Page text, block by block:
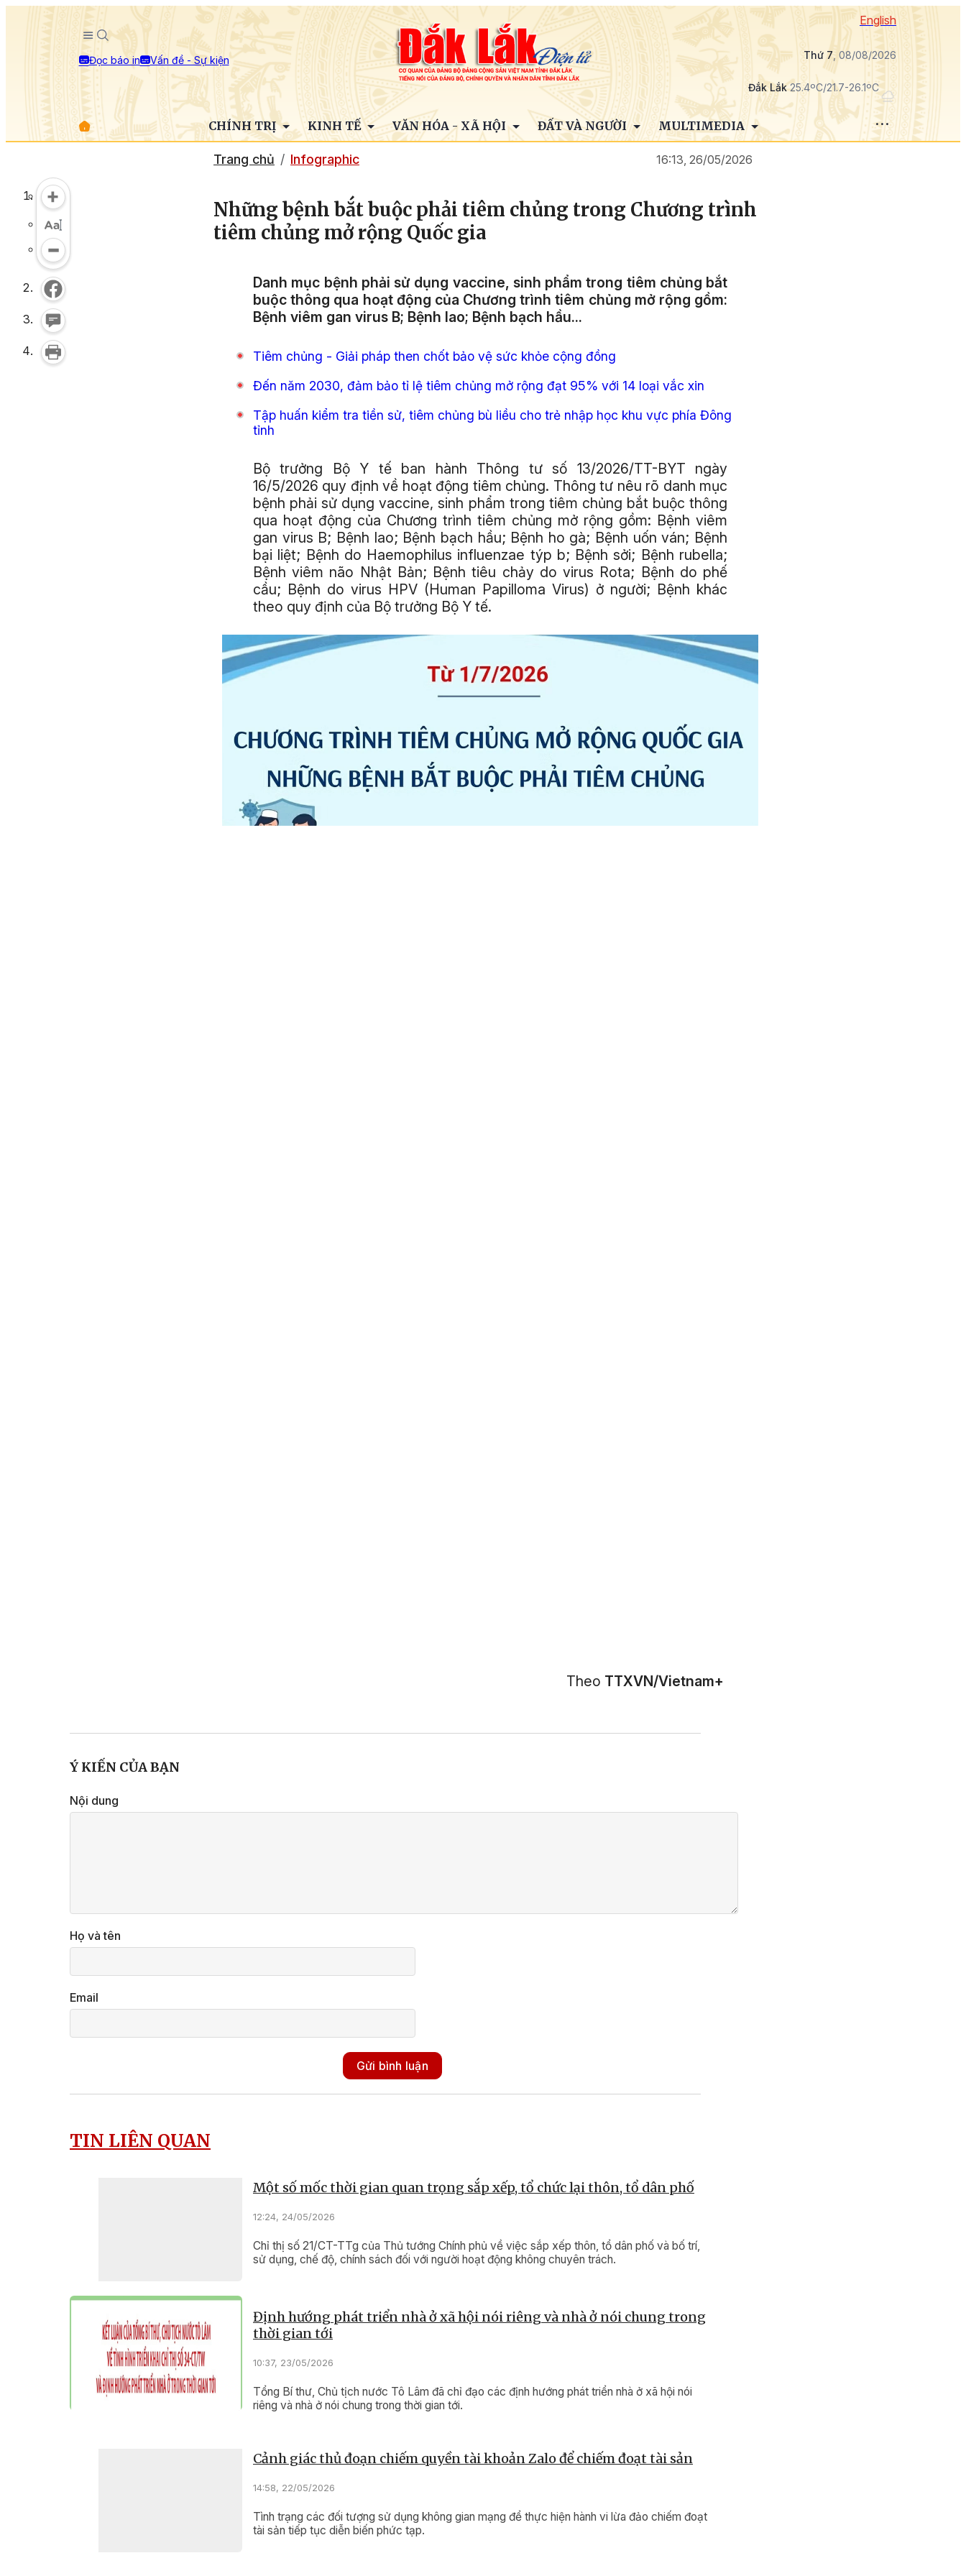
Đọc báo in Vấn đề - Sự kiện
English
Thứ 7, 08/08/2026
Đắk Lắk25.4ºC/21.7-26.1ºC
CHÍNH TRỊ KINH TẾ VĂN HÓA - XÃ HỘI ĐẤT VÀ NGƯỜI MULTIMEDIA
Trang chủ Infographic 16:13, 26/05/2026
Những bệnh bắt buộc phải tiêm chủng trong Chương trình
tiêm chủng mở rộng Quốc gia
Danh mục bệnh phải sử dụng vaccine, sinh phẩm trong tiêm chủng bắt
buộc thông qua hoạt động của Chương trình tiêm chủng mở rộng gồm:
Bệnh viêm gan virus B; Bệnh lao; Bệnh bạch hầu...
Tiêm chủng - Giải pháp then chốt bảo vệ sức khỏe cộng đồng
Đến năm 2030, đảm bảo tỉ lệ tiêm chủng mở rộng đạt 95% với 14 loại vắc xin
Tập huấn kiểm tra tiền sử, tiêm chủng bù liều cho trẻ nhập học khu vực phía Đông
tỉnh
Bộ trưởng Bộ Y tế ban hành Thông tư số 13/2026/TT-BYT ngày
16/5/2026 quy định về hoạt động tiêm chủng. Thông tư nêu rõ danh mục
bệnh phải sử dụng vaccine, sinh phẩm trong tiêm chủng bắt buộc thông
qua hoạt động của Chương trình tiêm chủng mở rộng gồm: Bệnh viêm
gan virus B; Bệnh lao; Bệnh bạch hầu; Bệnh ho gà; Bệnh uốn ván; Bệnh
bại liệt; Bệnh do Haemophilus influenzae týp b; Bệnh sởi; Bệnh rubella;
Bệnh viêm não Nhật Bản; Bệnh tiêu chảy do virus Rota; Bệnh do phế
cầu; Bệnh do virus HPV (Human Papilloma Virus) ở người; Bệnh khác
theo quy định của Bộ trưởng Bộ Y tế.
Theo TTXVN/Vietnam+
Ý KIẾN CỦA BẠN
Nội dung
Họ và tên
Email
Gửi bình luận
TIN LIÊN QUAN
Một số mốc thời gian quan trọng sắp xếp, tổ chức lại thôn, tổ dân phố
12:24, 24/05/2026
Chỉ thị số 21/CT-TTg của Thủ tướng Chính phủ về việc sắp xếp thôn, tổ dân phố và bố trí,
sử dụng, chế độ, chính sách đối với người hoạt động không chuyên trách.
Định hướng phát triển nhà ở xã hội nói riêng và nhà ở nói chung trong
thời gian tới
10:37, 23/05/2026
Tổng Bí thư, Chủ tịch nước Tô Lâm đã chỉ đạo các định hướng phát triển nhà ở xã hội nói
riêng và nhà ở nói chung trong thời gian tới.
Cảnh giác thủ đoạn chiếm quyền tài khoản Zalo để chiếm đoạt tài sản
14:58, 22/05/2026
Tình trạng các đối tượng sử dụng không gian mạng để thực hiện hành vi lừa đảo chiếm đoạt
tài sản tiếp tục diễn biến phức tạp.